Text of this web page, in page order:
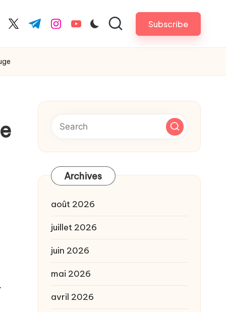
twitter.com
t.me instagram.com
youtube.com Subscribe
Archives
août 2026
juillet 2026
juin 2026
mai 2026
avril 2026